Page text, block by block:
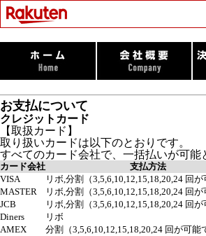
お支払について
クレジットカード
【取扱カード】
取り扱いカードは以下のとおりです。
すべてのカード会社で、一括払いが可能
カード会社
支払方法
VISA
リボ,分割（3,5,6,10,12,15,18,20,24 回が
MASTER
リボ,分割（3,5,6,10,12,15,18,20,24 回が
JCB
リボ,分割（3,5,6,10,12,15,18,20,24 回が
Diners
リボ
AMEX
分割（3,5,6,10,12,15,18,20,24 回が可能